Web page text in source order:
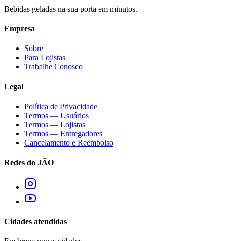
Bebidas geladas na sua porta em minutos.
Empresa
Sobre
Para Lojistas
Trabalhe Conosco
Legal
Política de Privacidade
Termos — Usuários
Termos — Lojistas
Termos — Entregadores
Cancelamento e Reembolso
Redes do JÃO
Cidades atendidas